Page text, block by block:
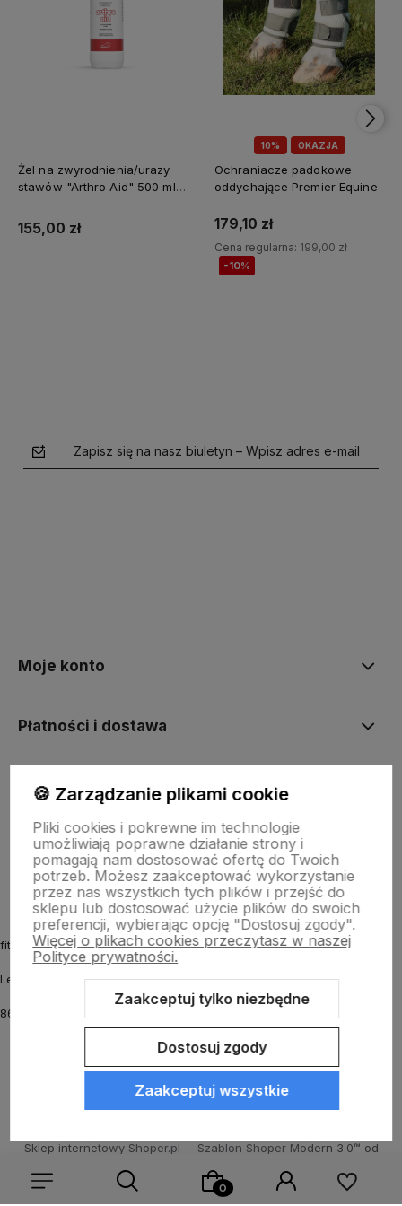
Żel na zwyrodnienia/urazy
stawów "Arthro Aid" 500 ml
155,00 zł
10% OKAZJA
Ochraniacze padokowe
oddychające Premier Equine
179,10 zł
Cena regularna: 199,00 zł
-10%
Zapisz się na nasz biuletyn – Wpisz adres e-mail
Moje konto
Płatności i dostawa
Informacje
O nas
fitmyhorse.pl Sklep jeździecki
Letnia 12
86-031 Osielsko k. Bydgoszczy
Sklep internetowy Shoper.pl Szablon Shoper Modern 3.0™ od
🍪 Zarządzanie plikami cookie
Pliki cookies i pokrewne im technologie
umożliwiają poprawne działanie strony i
pomagają nam dostosować ofertę do Twoich
potrzeb. Możesz zaakceptować wykorzystanie
przez nas wszystkich tych plików i przejść do
sklepu lub dostosować użycie plików do swoich
preferencji, wybierając opcję "Dostosuj zgody".
Więcej o plikach cookies przeczytasz w naszej
Polityce prywatności.
Zaakceptuj tylko niezbędne
Dostosuj zgody
Zaakceptuj wszystkie